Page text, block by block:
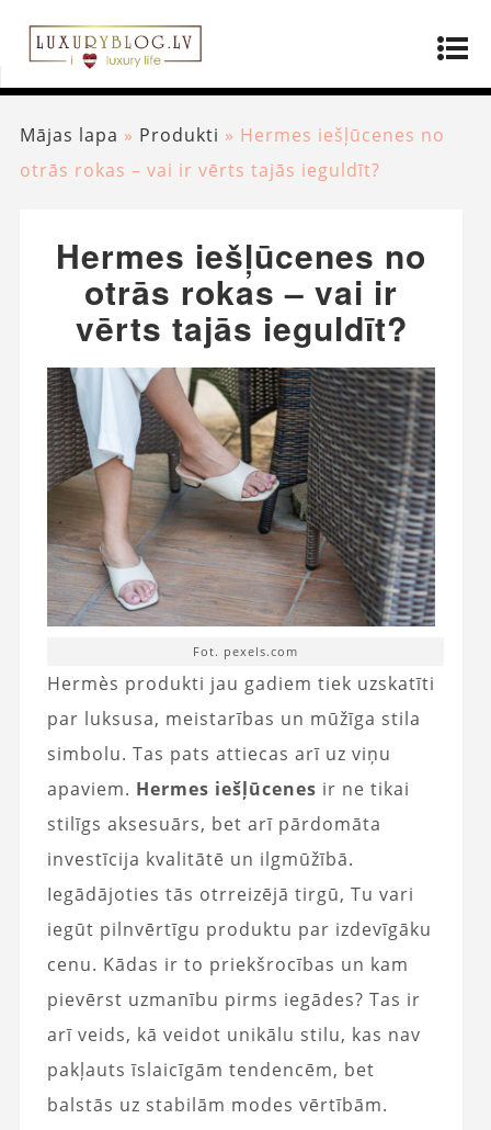
Mājas lapa » Produkti » Hermes iešļūcenes no
otrās rokas – vai ir vērts tajās ieguldīt?
Hermes iešļūcenes no
otrās rokas – vai ir
vērts tajās ieguldīt?
Fot. pexels.com
Hermès produkti jau gadiem tiek uzskatīti
par luksusa, meistarības un mūžīga stila
simbolu. Tas pats attiecas arī uz viņu
apaviem. Hermes iešļūcenes ir ne tikai
stilīgs aksesuārs, bet arī pārdomāta
investīcija kvalitātē un ilgmūžībā.
Iegādājoties tās otrreizējā tirgū, Tu vari
iegūt pilnvērtīgu produktu par izdevīgāku
cenu. Kādas ir to priekšrocības un kam
pievērst uzmanību pirms iegādes? Tas ir
arī veids, kā veidot unikālu stilu, kas nav
pakļauts īslaicīgām tendencēm, bet
balstās uz stabilām modes vērtībām.